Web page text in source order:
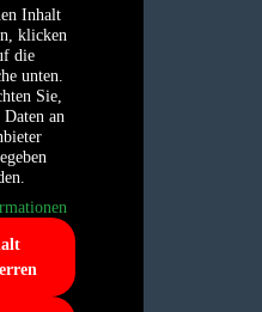
Inhalt
klicken
die
unten.
Sie,
Daten an